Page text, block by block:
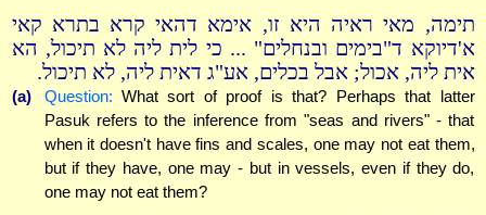
תימה, מאי ראיה היא זו, אימא דהאי קרא בתרא קאי
א'דיוקא ד"בימים ובנחלים" ... כי לית ליה לא תיכול, הא
אית ליה, אכול; אבל בכלים, אע"ג דאית ליה, לא תיכול.
(a) Question: What sort of proof is that? Perhaps that latter
Pasuk refers to the inference from "seas and rivers" - that
when it doesn't have fins and scales, one may not eat them,
but if they have, one may - but in vessels, even if they do,
one may not eat them?